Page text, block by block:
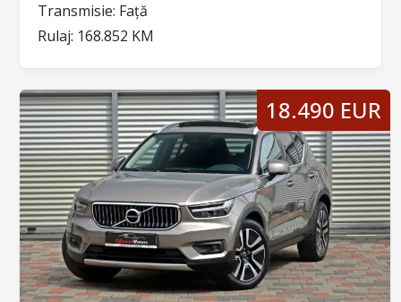
Transmisie: Față
Rulaj: 168.852 KM
18.490 EUR